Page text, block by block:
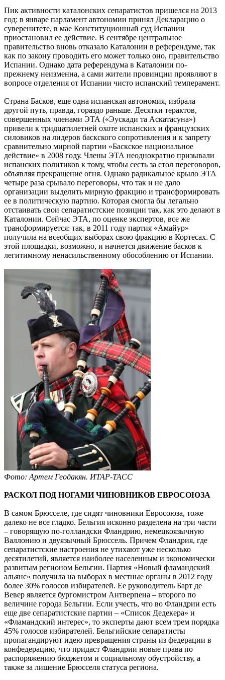
Пик активности каталонских сепаратистов пришелся на 2013
год: в январе парламент автономии принял Декларацию о
суверенитете, в мае Конституционный суд Испании
приостановил ее действие. В сентябре центральное
правительство вновь отказало Каталонии в референдуме, так
как по закону проводить его может только оно, правительство
Испании. Однако дата референдума в Каталонии по-
прежнему неизменна, а сами жители провинции проявляют в
вопросе отделения от Испании чисто испанский темперамент.
Страна Басков, еще одна испанская автономия, избрала
другой путь, правда, гораздо раньше. Десятки терактов,
совершенных членами ЭТА («Эускади та Аскатасуна»)
привели к тридцатилетней охоте испанских и французских
силовиков на лидеров баскского сопротивления и к запрету
сравнительно мирной партии «Баскское национальное
действие» в 2008 году. Члены ЭТА неоднократно призывали
испанских политиков к тому, чтобы сесть за стол переговоров,
объявляя прекращение огня. Однако радикальное крыло ЭТА
четыре раза срывало переговоры, что так и не дало
организации выделить мирную фракцию и трансформировать
ее в политическую партию. Которая смогла бы легально
отстаивать свои сепаратистские позиции так, как это делают в
Каталонии. Сейчас ЭТА, по оценке экспертов, все же
трансформируется: так, в 2011 году партия «Амайур»
получила на всеобщих выборах свою фракцию в Кортесах. С
этой площадки, возможно, и начнется движение басков к
легитимному ненасильственному обособлению от Испании.
Фото: Артем Геодакян. ИТАР-ТАСС
РАСКОЛ ПОД НОГАМИ ЧИНОВНИКОВ ЕВРОСОЮЗА
В самом Брюсселе, где сидят чиновники Евросоюза, тоже
далеко не все гладко. Бельгия исконно разделена на три части
– говорящую по-голландски Фландрию, немецкоязычную
Валлонию и двуязычный Брюссель. Причем Фландрия, где
сепаратистские настроения не утихают уже несколько
десятилетий, является наиболее населенным и экономически
развитым регионом Бельгии. Партия «Новый фламандский
альянс» получила на выборах в местные органы в 2012 году
более 30% голосов избирателей. Ее руководитель Барт де
Вевер является бургомистром Антверпена – второго по
величине города Бельгии. Если учесть, что во Фландрии есть
еще две сепаратистские партии – «Список Дедекера» и
«Фламандский интерес», то эксперты дают всем трем порядка
45% голосов избирателей. Бельгийские сепаратисты
пропагандируют идею превращения страны из федерации в
конфедерацию, что придаст Фландрии новые права по
распоряжению бюджетом и социальному обустройству, а
также за лишение Брюсселя статуса региона.